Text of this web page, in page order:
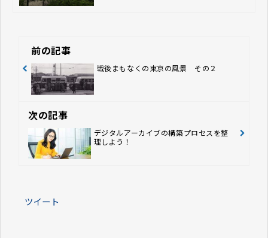
前の記事
戦後まもなくの東京の風景 その２
次の記事
デジタルアーカイブの構築プロセスを整
理しよう！
ツイート